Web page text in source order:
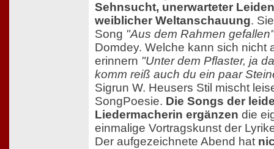
Sehnsucht, unerwarteter
weiblicher Weltanschauung.
Song "Aus dem Rahmen gefallen"
Domdey. Welche kann sich nicht
erinnern "Unter dem Pflaster, ja
komm reiß auch du ein paar
Sigrun W. Heusers Stil mischt
SongPoesie. Die Songs der
Liedermacherin ergänzen die
einmalige Vortragskunst der
Der aufgezeichnete Abend hat